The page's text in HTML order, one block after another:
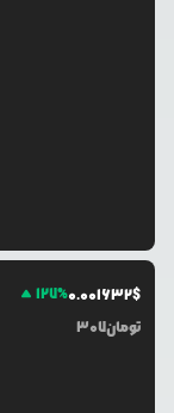
127%0.001632$
307تومان